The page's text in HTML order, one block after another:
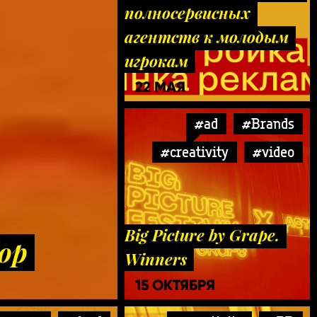
полносервисных
агентств к молодым
игрокам
22 МАЯ
#ad
#Brands
#creativity
#video
Big Picture by Grape.
Winners
15 ОКТЯБРЯ